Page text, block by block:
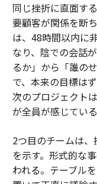
同じ挫折に直面す
要顧客が関係を断
は、48時間以内に
なり、陰での会話
るか」から「誰の
で、本来の目標は
次のプロジェクト
が全員が感じてい
2つ目のチームは
を示す。形式的な
われる。テーブル